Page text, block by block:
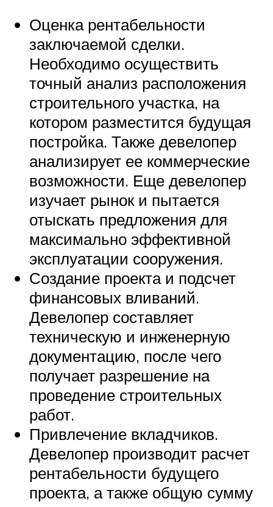
Оценка рентабельности
заключаемой сделки.
Необходимо осуществить
точный анализ расположения
строительного участка, на
котором разместится будущая
постройка. Также девелопер
анализирует ее коммерческие
возможности. Еще девелопер
изучает рынок и пытается
отыскать предложения для
максимально эффективной
эксплуатации сооружения.
Создание проекта и подсчет
финансовых вливаний.
Девелопер составляет
техническую и инженерную
документацию, после чего
получает разрешение на
проведение строительных
работ.
Привлечение вкладчиков.
Девелопер производит расчет
рентабельности будущего
проекта, а также общую сумму